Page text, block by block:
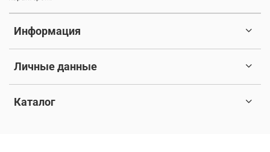
рубашка-поло практичные советы
термофутболка
классика аксессуары милитари стиль
Информация
Личные данные
Каталог